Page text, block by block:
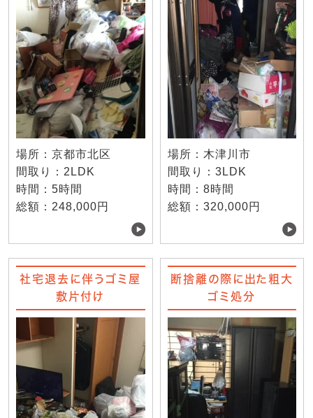
場所：京都市北区
間取り：2LDK
時間：5時間
総額：248,000円
場所：木津川市
間取り：3LDK
時間：8時間
総額：320,000円
社宅退去に伴うゴミ屋
敷片付け
断捨離の際に出た粗大
ゴミ処分